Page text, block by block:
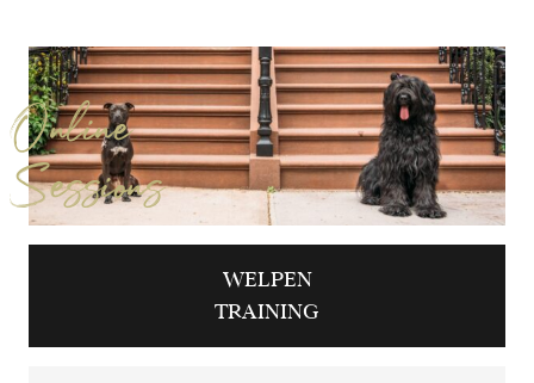
Online
Sessions
WELPEN
TRAINING